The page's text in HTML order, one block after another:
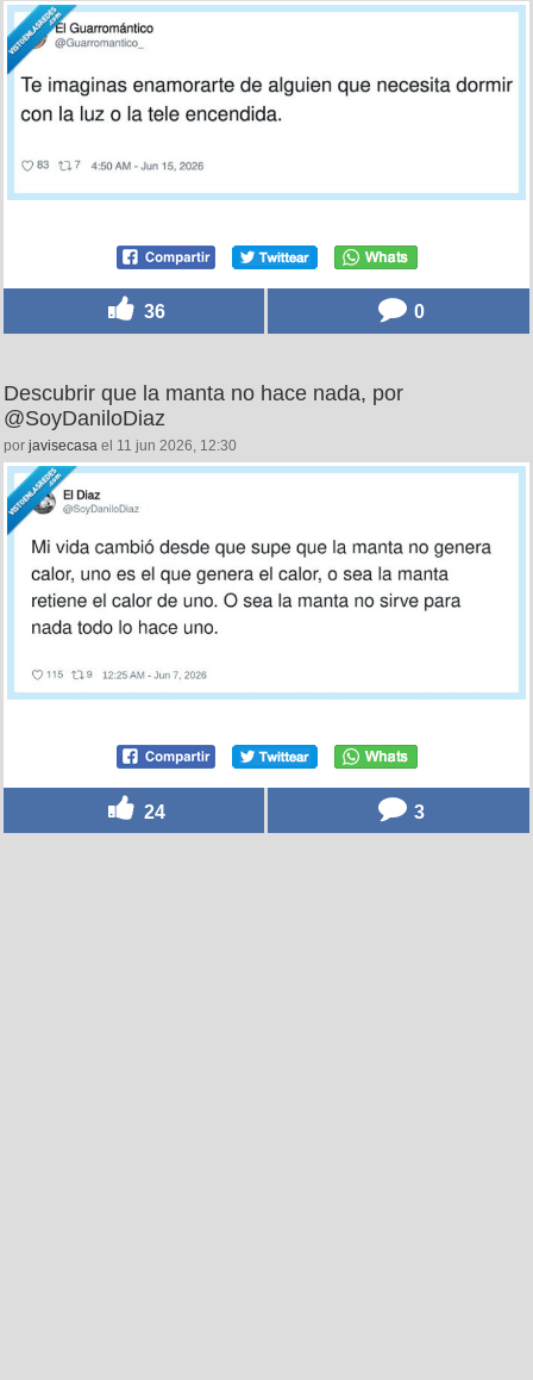
36 0
Descubrir que la manta no hace nada, por
@SoyDaniloDiaz
por javisecasa el 11 jun 2026, 12:30
24 3